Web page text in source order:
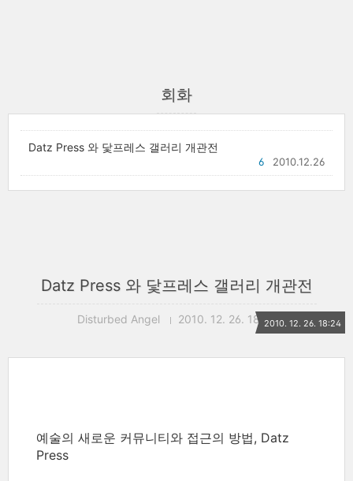
회화
Datz Press 와 닻프레스 갤러리 개관전
2010.12.26
6
Datz Press 와 닻프레스 갤러리 개관전
Disturbed Angel 2010. 12. 26. 18:242010. 12. 26. 18:24
예술의 새로운 커뮤니티와 접근의 방법, Datz
Press